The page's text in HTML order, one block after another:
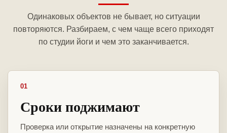
Одинаковых объектов не бывает, но ситуации
повторяются. Разбираем, с чем чаще всего приходят
по студии йоги и чем это заканчивается.
01
Сроки поджимают
Проверка или открытие назначены на конкретную